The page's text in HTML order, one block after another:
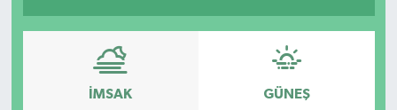
İMSAK GÜNEŞ
KÜLTÜR-SANAT